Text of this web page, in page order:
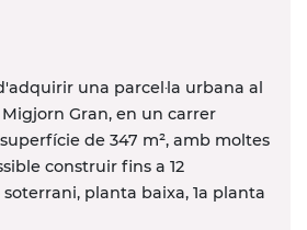
una parcel·la urbana al
Gran, en un carrer
de 347 m², amb moltes
construir fins a 12
planta baixa, 1a planta